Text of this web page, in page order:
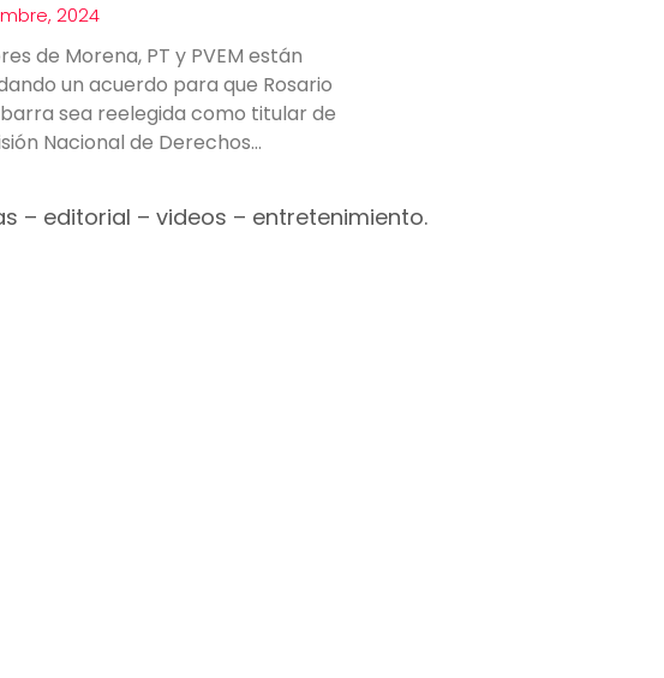
2024
de Morena, PT y PVEM están
un acuerdo para que Rosario
sea reelegida como titular de
Nacional de Derechos
– editorial – videos – entretenimiento.